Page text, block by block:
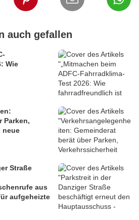
auch gefallen
Wie
Parken,
neue
Straße
aus
aufgeheizte